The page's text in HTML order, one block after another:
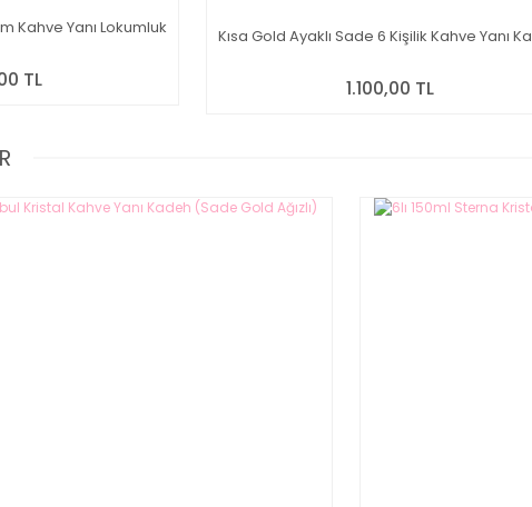
Kahve Yanı Lokumluk
TL
Kısa Gold Ayaklı Sade 6 Kişilik Kahve Yanı
1.100,00 TL